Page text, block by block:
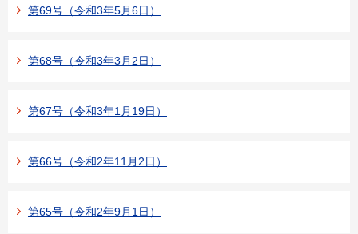
第69号（令和3年5月6日）
第68号（令和3年3月2日）
第67号（令和3年1月19日）
第66号（令和2年11月2日）
第65号（令和2年9月1日）